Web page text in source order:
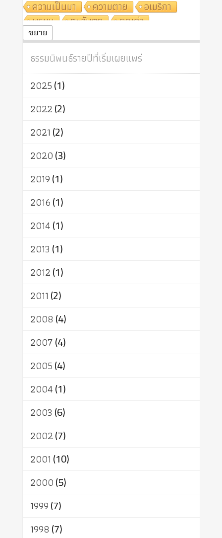
ความเป็นมา
ความตาย
อเมริกา
พรหม
ตะวันตก
คุณค่า
ปฏิจจสมุปบาท
ศาสนาประจำชาติ
อินเดีย
ผู้บริโภค
ธรรมาธิปไตย
จักร
การแยกรัฐกับศาสนา
ธรรมชาติ
เทคโนโลยี
สิทธิ
พุทธบริษัท
อัตถะ
เทวดา
ขยาย
ธรรมนิพนธ์รายปีที่เริ่มเผยแพร่
2025(1)
2022(2)
2021 (2)
2020(3)
2019(1)
2016(1)
2014(1)
2013 (1)
2012(1)
2011 (2)
2008 (4)
2007(4)
2005(4)
2004(1)
2003 (6)
2002(7)
2001 (10)
2000(5)
1999(7)
1998 (7)